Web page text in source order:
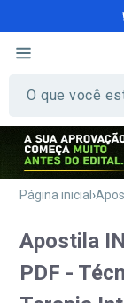
Página inicial
Apostila
PDF -